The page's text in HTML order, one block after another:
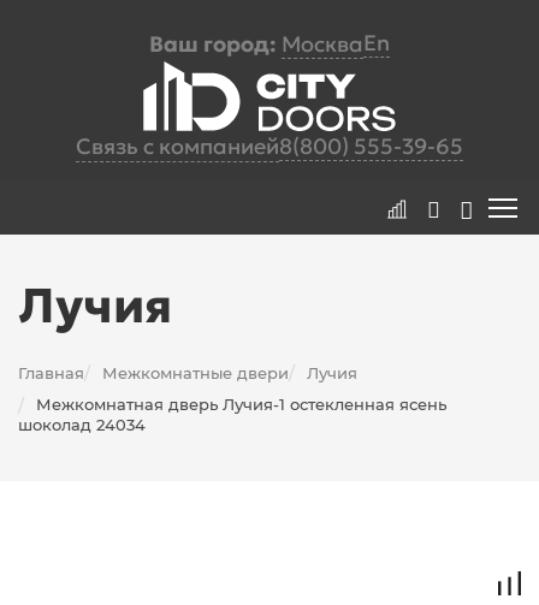
Ваш город: МоскваEn
Связь с компанией8(800) 555-39-65
Лучия
Главная/ Межкомнатные двери/ Лучия
/
Межкомнатная дверь Лучия-1 остекленная ясень
шоколад 24034